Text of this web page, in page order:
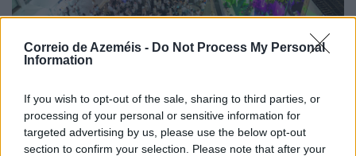
Correio de Azeméis - Do Not Process My Personal
Information
If you wish to opt-out of the sale, sharing to third parties, or
processing of your personal or sensitive information for
targeted advertising by us, please use the below opt-out
section to confirm your selection. Please note that after your
Noite Branca já soma 44 mil euros
7/08/2026